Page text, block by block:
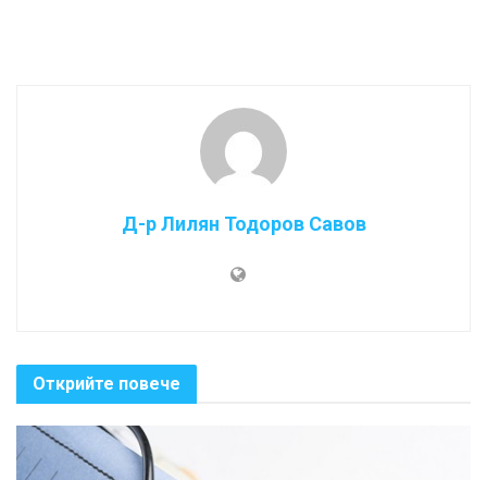
Д-р Лилян Тодоров Савов
Открийте повече